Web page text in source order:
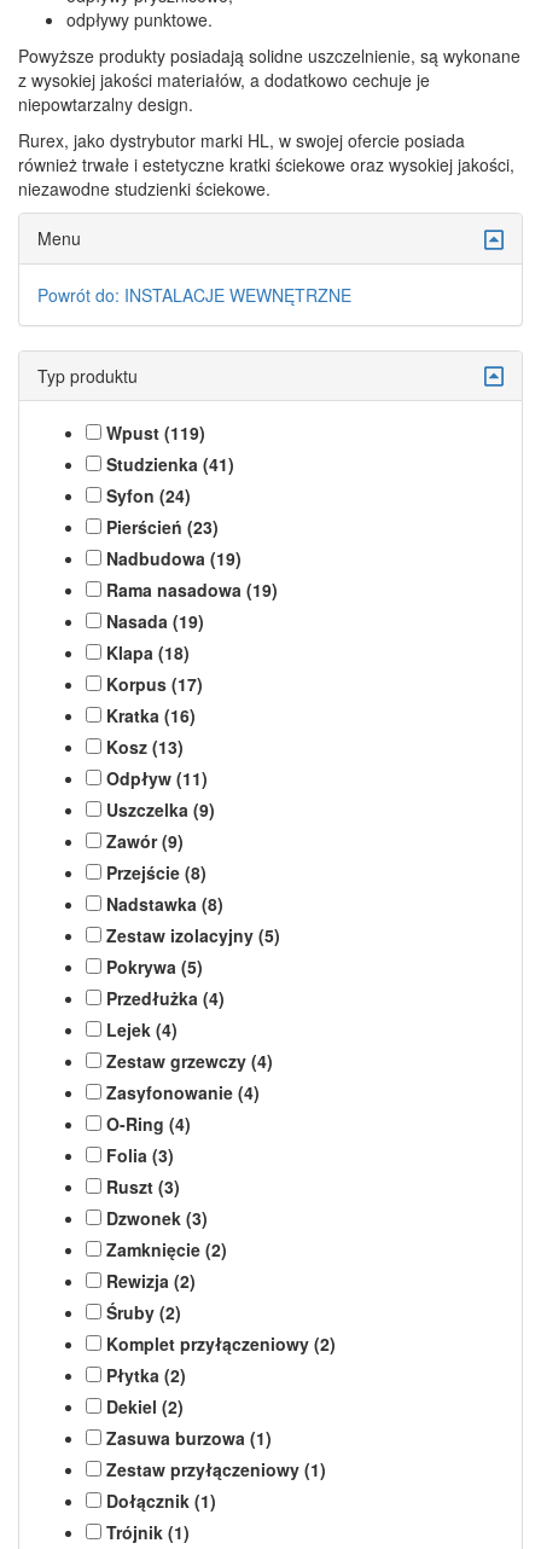
odpływy punktowe.
Powyższe produkty posiadają solidne uszczelnienie, są wykonane
z wysokiej jakości materiałów, a dodatkowo cechuje je
niepowtarzalny design.
Rurex, jako dystrybutor marki HL, w swojej ofercie posiada
również trwałe i estetyczne kratki ściekowe oraz wysokiej jakości,
niezawodne studzienki ściekowe.
Menu
Powrót do: INSTALACJE WEWNĘTRZNE
Typ produktu
Wpust (119)
Studzienka (41)
Syfon (24)
Pierścień (23)
Nadbudowa (19)
Rama nasadowa (19)
Nasada (19)
Klapa (18)
Korpus (17)
Kratka (16)
Kosz (13)
Odpływ (11)
Uszczelka (9)
Zawór (9)
Przejście (8)
Nadstawka (8)
Zestaw izolacyjny (5)
Pokrywa (5)
Przedłużka (4)
Lejek (4)
Zestaw grzewczy (4)
Zasyfonowanie (4)
O-Ring (4)
Folia (3)
Ruszt (3)
Dzwonek (3)
Zamknięcie (2)
Rewizja (2)
Śruby (2)
Komplet przyłączeniowy (2)
Płytka (2)
Dekiel (2)
Zasuwa burzowa (1)
Zestaw przyłączeniowy (1)
Dołącznik (1)
Trójnik (1)